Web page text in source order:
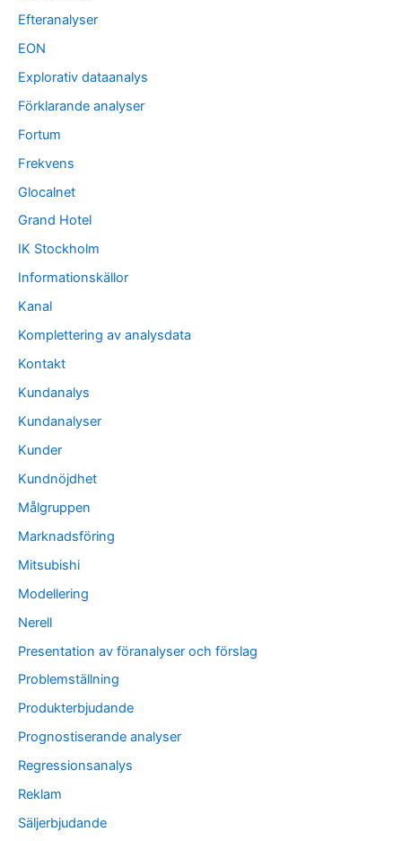
Efteranalyser
EON
Explorativ dataanalys
Förklarande analyser
Fortum
Frekvens
Glocalnet
Grand Hotel
IK Stockholm
Informationskällor
Kanal
Komplettering av analysdata
Kontakt
Kundanalys
Kundanalyser
Kunder
Kundnöjdhet
Målgruppen
Marknadsföring
Mitsubishi
Modellering
Nerell
Presentation av föranalyser och förslag
Problemställning
Produkterbjudande
Prognostiserande analyser
Regressionsanalys
Reklam
Säljerbjudande